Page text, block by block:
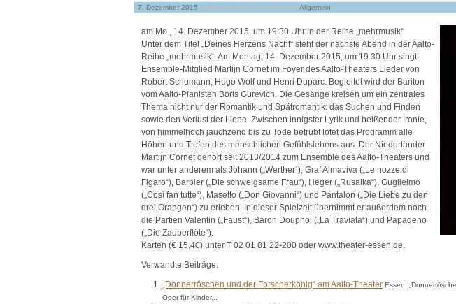
7. Dezember 2015 Veröffentlicht von peve unterAllgemein
am Mo., 14. Dezember 2015, um 19:30 Uhr in der Reihe „mehrmusik“
Unter dem Titel „Deines Herzens Nacht“ steht der nächste Abend in der Aalto-
Reihe „mehrmusik“. Am Montag, 14. Dezember 2015, um 19:30 Uhr singt
Ensemble-Mitglied Martijn Cornet im Foyer des Aalto-Theaters Lieder von
Robert Schumann, Hugo Wolf und Henri Duparc. Begleitet wird der Bariton
vom Aalto-Pianisten Boris Gurevich. Die Gesänge kreisen um ein zentrales
Thema nicht nur der Romantik und Spätromantik: das Suchen und Finden
sowie den Verlust der Liebe. Zwischen innigster Lyrik und beißender Ironie,
von himmelhoch jauchzend bis zu Tode betrübt lotet das Programm alle
Höhen und Tiefen des menschlichen Gefühlslebens aus. Der Niederländer
Martijn Cornet gehört seit 2013/2014 zum Ensemble des Aalto-Theaters und
war unter anderem als Johann („Werther“), Graf Almaviva („Le nozze di
Figaro“), Barbier („Die schweigsame Frau“), Heger („Rusalka“), Guglielmo
(„Così fan tutte“), Masetto („Don Giovanni“) und Pantalon („Die Liebe zu den
drei Orangen“) zu erleben. In dieser Spielzeit übernimmt er außerdem noch
die Partien Valentin („Faust“), Baron Douphol („La Traviata“) und Papageno
(„Die Zauberflöte“).
Karten (€ 15,40) unter T 02 01 81 22-200 oder www.theater-essen.de.
Verwandte Beiträge:
„Donnerröschen und der Forscherkönig“ am Aalto-Theater Essen.
Oper für Kinder...